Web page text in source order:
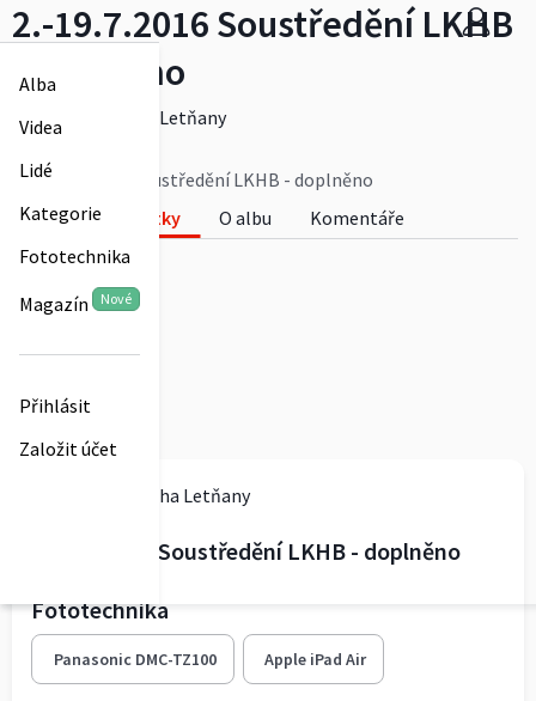
Alba
Videa
Lidé
Kategorie
Fototechnika
Magazín Nové
Přihlásit
Založit účet
2.-19.7.2016 Soustředění LKHB
- doplněno
Aeroklub Praha Letňany
2.-19.7.2016 Soustředění LKHB - doplněno
Fotky
O albu
Komentáře
0
Aeroklub Praha Letňany
2.-19.7.2016 Soustředění LKHB - doplněno
Fototechnika
Panasonic DMC-TZ100 Apple iPad Air